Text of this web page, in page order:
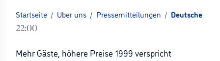
Startseite / Über uns / Pressemitteilungen / Deutsche
22:00
Mehr Gäste, höhere Preise 1999 verspricht